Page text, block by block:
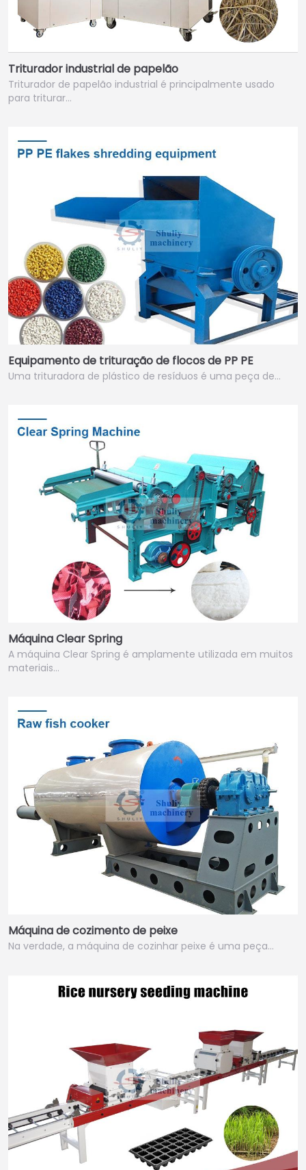
Triturador industrial de papelão
Triturador de papelão industrial é principalmente usado
para triturar…
Equipamento de trituração de flocos de PP PE
Uma trituradora de plástico de resíduos é uma peça de…
Máquina Clear Spring
A máquina Clear Spring é amplamente utilizada em muitos
materiais…
Máquina de cozimento de peixe
Na verdade, a máquina de cozinhar peixe é uma peça…